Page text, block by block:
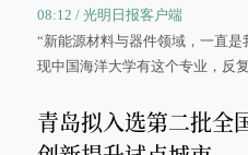
08:12 / 光明日报客户端
“新能源材料与器件领域，一直
现中国海洋大学有这个专业，反
大学材料科学与工程学院材料类
青岛拟入选第二批全